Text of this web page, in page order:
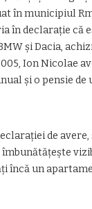
în municipiul
în declarație că
și Dacia,
Ion Nicolae
și o pensie de
de
îmbunătățește
încă un